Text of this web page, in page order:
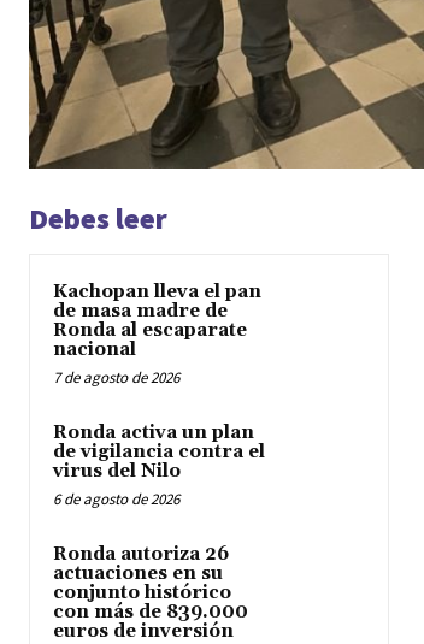
Debes leer
Kachopan lleva el pan
de masa madre de
Ronda al escaparate
nacional
7 de agosto de 2026
Ronda activa un plan
de vigilancia contra el
virus del Nilo
6 de agosto de 2026
Ronda autoriza 26
actuaciones en su
conjunto histórico
con más de 839.000
euros de inversión